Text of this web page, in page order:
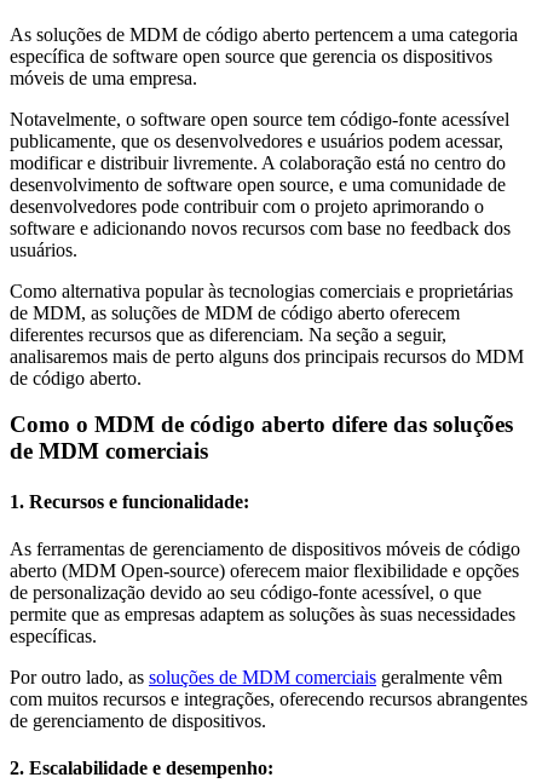
As soluções de MDM de código aberto pertencem a uma categoria
específica de software open source que gerencia os dispositivos
móveis de uma empresa.
Notavelmente, o software open source tem código-fonte acessível
publicamente, que os desenvolvedores e usuários podem acessar,
modificar e distribuir livremente. A colaboração está no centro do
desenvolvimento de software open source, e uma comunidade de
desenvolvedores pode contribuir com o projeto aprimorando o
software e adicionando novos recursos com base no feedback dos
usuários.
Como alternativa popular às tecnologias comerciais e proprietárias
de MDM, as soluções de MDM de código aberto oferecem
diferentes recursos que as diferenciam. Na seção a seguir,
analisaremos mais de perto alguns dos principais recursos do MDM
de código aberto.
Como o MDM de código aberto difere das soluções
de MDM comerciais
1. Recursos e funcionalidade:
As ferramentas de gerenciamento de dispositivos móveis de código
aberto (MDM Open-source) oferecem maior flexibilidade e opções
de personalização devido ao seu código-fonte acessível, o que
permite que as empresas adaptem as soluções às suas necessidades
específicas.
Por outro lado, as soluções de MDM comerciais geralmente vêm
com muitos recursos e integrações, oferecendo recursos abrangentes
de gerenciamento de dispositivos.
2. Escalabilidade e desempenho: